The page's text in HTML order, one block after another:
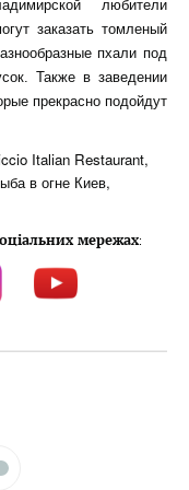
любители
заказать томленый
пхали под
Также в заведении
прекрасно подойдут
Italian Restaurant,
в огне Киев,
мережах: